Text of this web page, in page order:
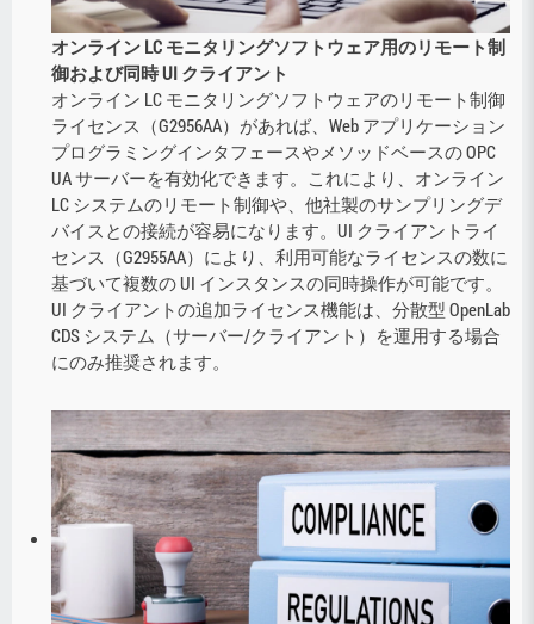
オンライン LC モニタリングソフトウェア用のリモート制
御および同時 UI クライアント
オンライン LC モニタリングソフトウェアのリモート制御
ライセンス（G2956AA）があれば、Web アプリケーション
プログラミングインタフェースやメソッドベースの OPC
UA サーバーを有効化できます。これにより、オンライン
LC システムのリモート制御や、他社製のサンプリングデ
バイスとの接続が容易になります。UI クライアントライ
センス（G2955AA）により、利用可能なライセンスの数に
基づいて複数の UI インスタンスの同時操作が可能です。
UI クライアントの追加ライセンス機能は、分散型 OpenLab
CDS システム（サーバー/クライアント）を運用する場合
にのみ推奨されます。